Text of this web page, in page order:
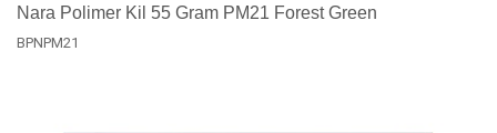
Nara Polimer Kil 55 Gram PM21 Forest Green
BPNPM21